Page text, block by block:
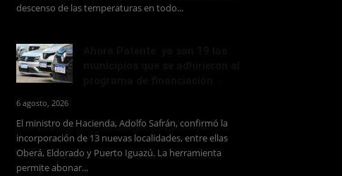
descenso de las temperaturas en todo...
6 agosto, 2026
El ministro de Hacienda, Adolfo Safrán, confirmó la
incorporación de 13 nuevas localidades, entre ellas
Oberá, Eldorado y Puerto Iguazú. La herramienta
permite abonar...